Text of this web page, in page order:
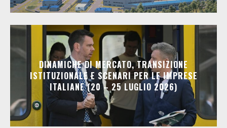
DINAMICHE DI MERCATO, TRANSIZIONE
ISTITUZIONALE E SCENARI PER LE IMPRESE
ITALIANE (20 – 25 LUGLIO 2026)